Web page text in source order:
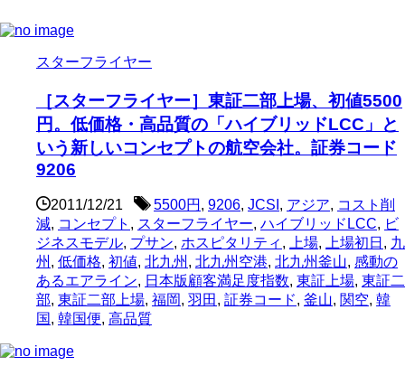
スターフライヤー
［スターフライヤー］東証二部上場、初値5500
円。低価格・高品質の「ハイブリッドLCC」と
いう新しいコンセプトの航空会社。証券コード
9206
2011/12/21 5500円 , 9206, JCSI , アジア, コスト削
減, コンセプト , スターフライヤー, ハイブリッドLCC, ビ
ジネスモデル, プサン, ホスピタリティ , 上場, 上場初日 , 九
州 , 低価格, 初値, 北九州 , 北九州空港, 北九州釜山, 感動の
あるエアライン, 日本版顧客満足度指数, 東証上場, 東証二
部, 東証二部上場, 福岡, 羽田 , 証券コード, 釜山, 関空, 韓
国, 韓国便, 高品質